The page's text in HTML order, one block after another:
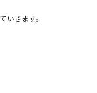
いきます。